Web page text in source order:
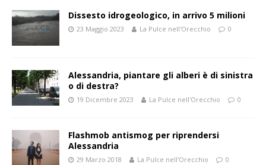
Dissesto idrogeologico, in arrivo 5 milioni
23 Maggio 2023 La Pulce nell'Orecchio 0
Alessandria, piantare gli alberi è di sinistra
o di destra?
19 Dicembre 2023 La Pulce nell'Orecchio 0
Flashmob antismog per riprendersi
Alessandria
29 Marzo 2018 La Pulce nell'Orecchio 0